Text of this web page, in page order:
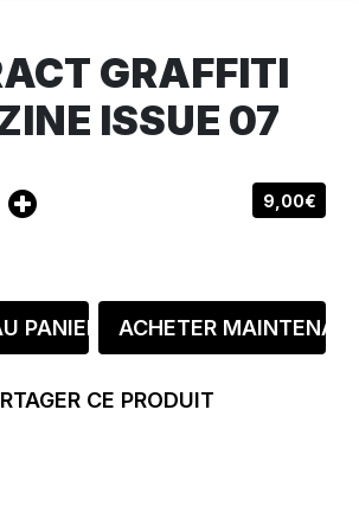
GRAFFITI
ISSUE 07
9,00€
PANIER ACHETER
CE PRODUIT